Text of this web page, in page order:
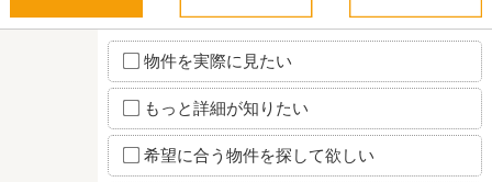
物件を実際に見たい
もっと詳細が知りたい
希望に合う物件を探して欲しい